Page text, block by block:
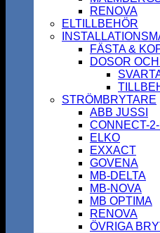
RENOVA
ELTILLBEHÖR
FÄSTA &
DOSOR
STRÖMBRYTARE
ABB JUSSI
CONNECT-
ELKO
EXXACT
GOVENA
MB-DELTA
MB-NOVA
MB OPTIMA
RENOVA
ÖVRIGA